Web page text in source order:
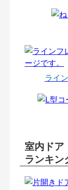
ライ
室内ドア
ランキン